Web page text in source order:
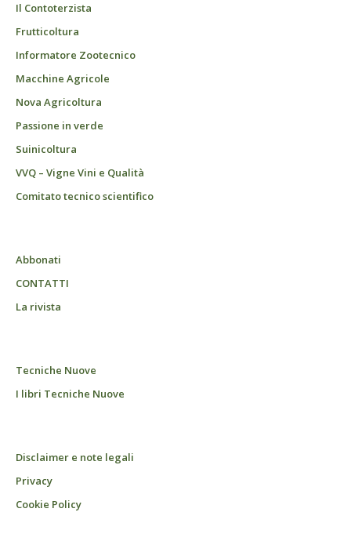
Il Contoterzista
Frutticoltura
Informatore Zootecnico
Macchine Agricole
Nova Agricoltura
Passione in verde
Suinicoltura
VVQ – Vigne Vini e Qualità
Comitato tecnico scientifico
Abbonati
CONTATTI
La rivista
Tecniche Nuove
I libri Tecniche Nuove
Disclaimer e note legali
Privacy
Cookie Policy